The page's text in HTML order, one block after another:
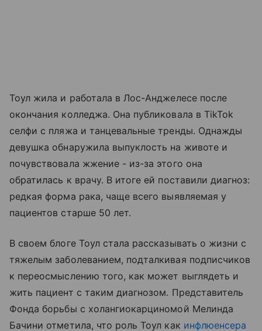
Тоул жила и работала в Лос-Анджелесе после
окончания колледжа. Она публиковала в TikTok
селфи с пляжа и танцевальные тренды. Однажды
девушка обнаружила выпуклость на животе и
почувствовала жжение - из-за этого она
обратилась к врачу. В итоге ей поставили диагноз:
редкая форма рака, чаще всего выявляемая у
пациентов старше 50 лет.
В своем блоге Тоул стала рассказывать о жизни с
тяжелым заболеванием, подталкивая подписчиков
к переосмыслению того, как может выглядеть и
жить пациент с таким диагнозом. Представитель
Фонда борьбы с холангиокарциномой Мелинда
Бачини отметила, что роль Тоул как инфлюенсера